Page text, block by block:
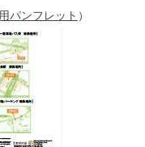
パンフレット ）